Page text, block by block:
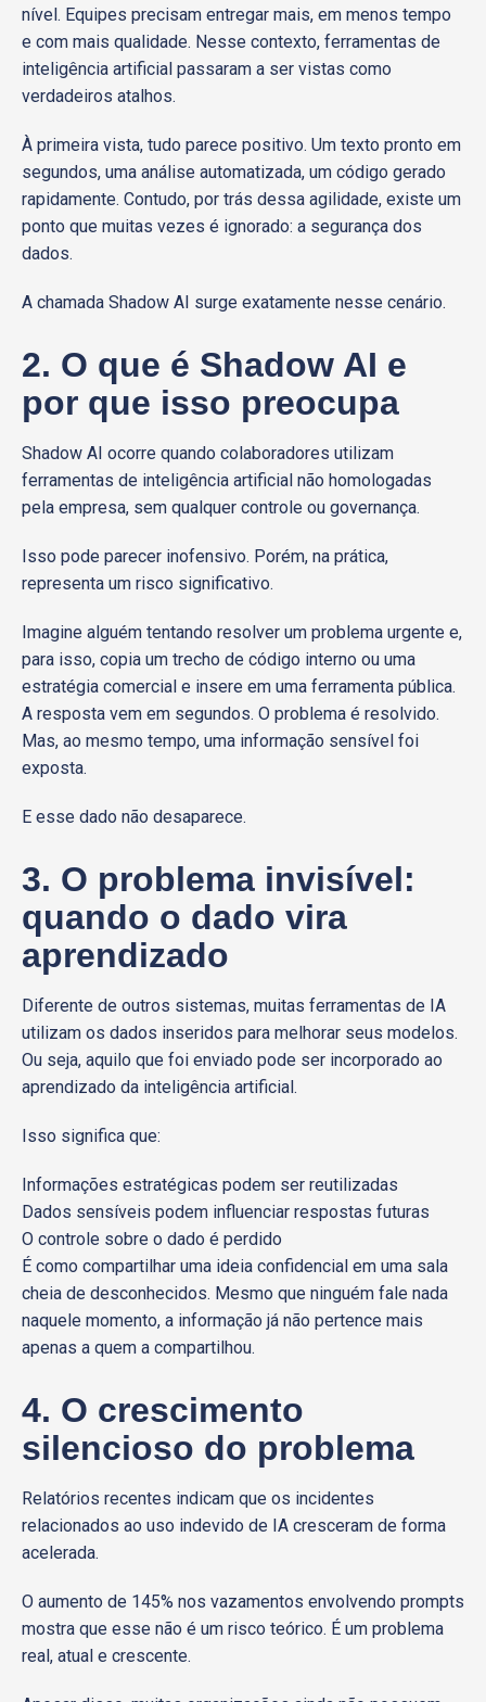
nível. Equipes precisam entregar mais, em menos tempo
e com mais qualidade. Nesse contexto, ferramentas de
inteligência artificial passaram a ser vistas como
verdadeiros atalhos.
À primeira vista, tudo parece positivo. Um texto pronto em
segundos, uma análise automatizada, um código gerado
rapidamente. Contudo, por trás dessa agilidade, existe um
ponto que muitas vezes é ignorado: a segurança dos
dados.
A chamada Shadow AI surge exatamente nesse cenário.
2. O que é Shadow AI e
por que isso preocupa
Shadow AI ocorre quando colaboradores utilizam
ferramentas de inteligência artificial não homologadas
pela empresa, sem qualquer controle ou governança.
Isso pode parecer inofensivo. Porém, na prática,
representa um risco significativo.
Imagine alguém tentando resolver um problema urgente e,
para isso, copia um trecho de código interno ou uma
estratégia comercial e insere em uma ferramenta pública.
A resposta vem em segundos. O problema é resolvido.
Mas, ao mesmo tempo, uma informação sensível foi
exposta.
E esse dado não desaparece.
3. O problema invisível:
quando o dado vira
aprendizado
Diferente de outros sistemas, muitas ferramentas de IA
utilizam os dados inseridos para melhorar seus modelos.
Ou seja, aquilo que foi enviado pode ser incorporado ao
aprendizado da inteligência artificial.
Isso significa que:
Informações estratégicas podem ser reutilizadas
Dados sensíveis podem influenciar respostas futuras
O controle sobre o dado é perdido
É como compartilhar uma ideia confidencial em uma sala
cheia de desconhecidos. Mesmo que ninguém fale nada
naquele momento, a informação já não pertence mais
apenas a quem a compartilhou.
4. O crescimento
silencioso do problema
Relatórios recentes indicam que os incidentes
relacionados ao uso indevido de IA cresceram de forma
acelerada.
O aumento de 145% nos vazamentos envolvendo prompts
mostra que esse não é um risco teórico. É um problema
real, atual e crescente.